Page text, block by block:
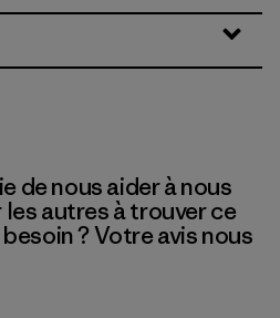
de nous aider à nous
les autres à trouver ce
? Votre avis nous